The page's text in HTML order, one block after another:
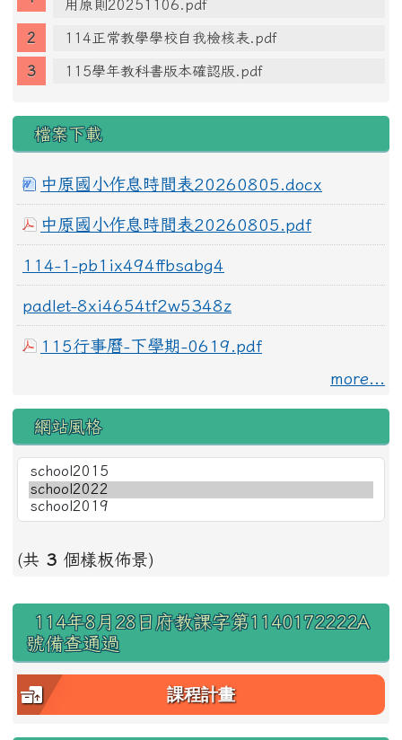
用原則20251106.pdf
114正常教學學校自我檢核表.pdf
115學年教科書版本確認版.pdf
檔案下載
中原國小作息時間表20260805.docx
中原國小作息時間表20260805.pdf
114-1-pb1ix494ffbsabg4
padlet-8xi4654tf2w5348z
115行事曆-下學期-0619.pdf
more...
網站風格
(共 3 個樣板佈景)
右邊區域內容
114年8月28日府教課字第1140172222A
號備查通過
課程計畫